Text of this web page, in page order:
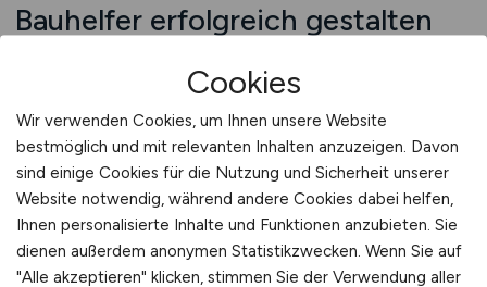
Bauhelfer erfolgreich gestalten
Bauhelfer entscheidet darüber, ob sich
überhaupt jemand meldet – oder ob die Stelle
unbesetzt bleibt. Gerade im Bereich der
Helfertätigkeiten ist die Konkurrenz groß, der
Bewerbermarkt schwierig, und die Zielgruppe
oft nicht auf klassischen Wegen erreichbar.
Deshalb gilt: Je einfacher, klarer und
Cookies
Wir verwenden Cookies, um Ihnen unsere Website
bestmöglich und mit relevanten Inhalten anzuzeigen. Davon
sind einige Cookies für die Nutzung und Sicherheit unserer
Website notwendig, während andere Cookies dabei helfen,
Ihnen personalisierte Inhalte und Funktionen anzubieten. Sie
dienen außerdem anonymen Statistikzwecken. Wenn Sie auf
"Alle akzeptieren" klicken, stimmen Sie der Verwendung aller